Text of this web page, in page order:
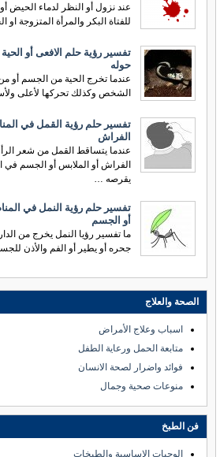
عند نزول أو النظر لدماء الحيض أو
للفتاة البكر والمرأة المتزوجة
تفسير رؤية حلم الافعى أو
حوله
عندما تخرج الحية من الجسم أو
الشخص وكذلك تحركها لأعلى
تفسير حلم رؤية القمل في
الفراش
عندما يتساقط القمل من شعر
الفراش أو الملابس أو الجسم في
يقرصه …
تفسير حلم رؤية النمل في
أو الجسم
ما تفسير رؤيا النمل يخرج من
جحره أو يطير أو الفم والأذن
الصحة والعلاج
اسباب وعلاج الأمراض
متابعة الحمل ورعاية الطفل
فوائد واضرار لصحة الانسان
منوعات صحية وجمال
فن الطبخ
الوجبات الاساسية والطبخات